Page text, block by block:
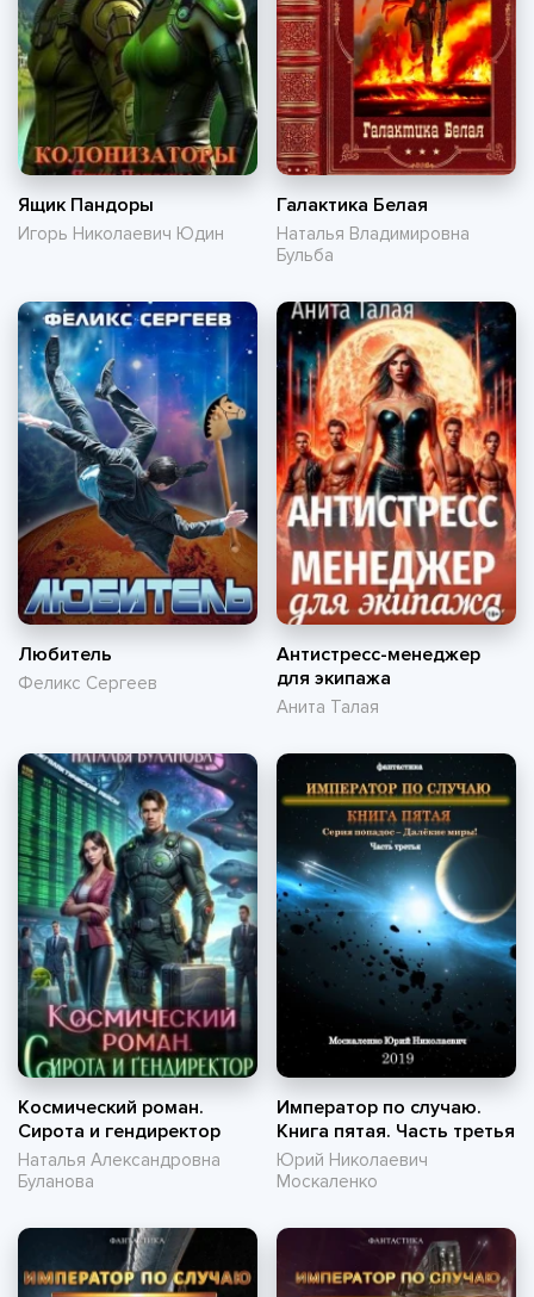
Ящик Пандоры
Игорь Николаевич Юдин
Галактика Белая
Наталья Владимировна
Бульба
Любитель
Феликс Сергеев
Антистресс-менеджер
для экипажа
Анита Талая
Космический роман.
Сирота и гендиректор
Наталья Александровна
Буланова
Император по случаю.
Книга пятая. Часть третья
Юрий Николаевич
Москаленко